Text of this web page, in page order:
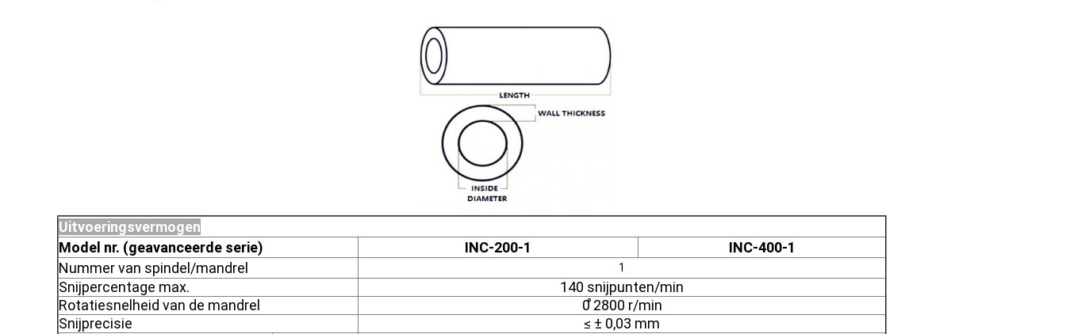
Uitvoeringsvermogen
Model nr. (geavanceerde serie)
INC-200-1
INC-400-1
Nummer van spindel/mandrel
1
Snijpercentage max.
140 snijpunten/min
Rotatiesnelheid van de mandrel
0 ̊2800 r/min
Snijprecisie
≤ ± 0,03 mm